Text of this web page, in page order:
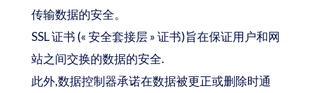
传输数据的安全。
SSL 证书 (« 安全套接层 » 证书)旨在保证用户和网
站之间交换的数据的安全.
此外,数据控制器承诺在数据被更正或删除时通